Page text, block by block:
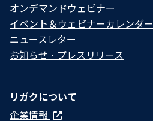
オンデマンドウェビナー
イベント＆ウェビナーカレンダー
ニュースレター
お知らせ・プレスリリース
リガクについて
企業情報